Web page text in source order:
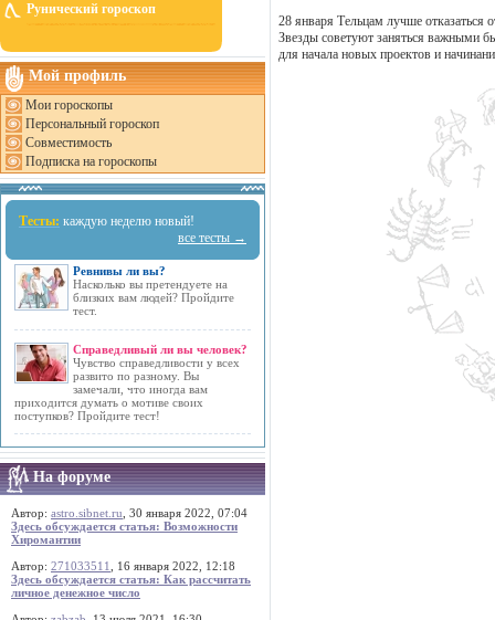
Рунический гороскоп
Мой профиль
Мои гороскопы
Персональный гороскоп
Совместимость
Подписка на гороскопы
Тесты: каждую неделю новый!
все тесты →
Ревнивы ли вы?
Насколько вы претендуете на
близких вам людей? Пройдите
тест.
Справедливый ли вы человек?
Чувство справедливости у всех
развито по разному. Вы
замечали, что иногда вам
приходится думать о мотиве своих
поступков? Пройдите тест!
На форуме
Автор: astro.sibnet.ru , 30 января 2022, 07:04
Здесь обсуждается статья: Возможности
Хиромантии
Автор: 271033511
, 16 января 2022, 12:18
Здесь обсуждается статья: Как рассчитать
личное денежное число
28 января Тельцам лучше отказаться
Звезды советуют заняться важными
для начала новых проектов и